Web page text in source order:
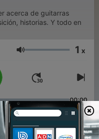
acerca de guitarras
historias. Y todo en
Volumen 1 x
00:00